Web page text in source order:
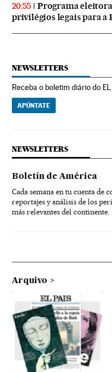
20:55
Programa
privilégios legais para a
NEWSLETTERS
Receba o boletim diário do EL
APÚNTATE
NEWSLETTERS
Boletín de América
Cada semana en tu cuenta de
reportajes y análisis de los
más relevantes del continente.
Arquivo